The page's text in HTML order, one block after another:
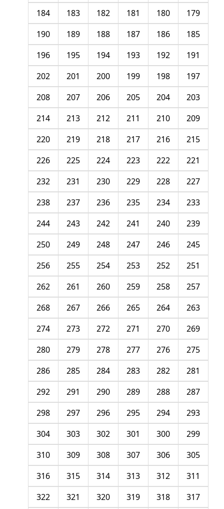
179
180
181
182
183
184
185
186
187
188
189
190
191
192
193
194
195
196
197
198
199
200
201
202
203
204
205
206
207
208
209
210
211
212
213
214
215
216
217
218
219
220
221
222
223
224
225
226
227
228
229
230
231
232
233
234
235
236
237
238
239
240
241
242
243
244
245
246
247
248
249
250
251
252
253
254
255
256
257
258
259
260
261
262
263
264
265
266
267
268
269
270
271
272
273
274
275
276
277
278
279
280
281
282
283
284
285
286
287
288
289
290
291
292
293
294
295
296
297
298
299
300
301
302
303
304
305
306
307
308
309
310
311
312
313
314
315
316
317
318
319
320
321
322